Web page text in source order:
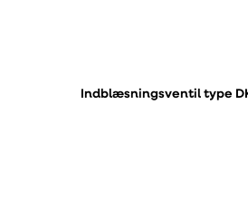
Indblæsningsventil type